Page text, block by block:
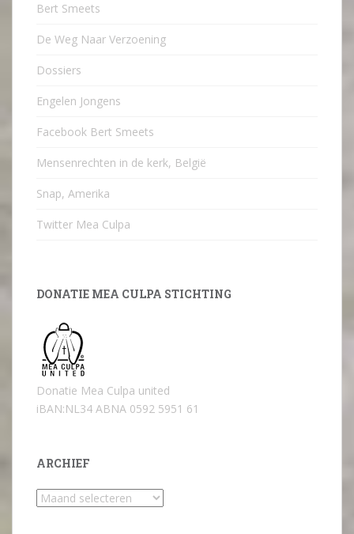
Bert Smeets
De Weg Naar Verzoening
Dossiers
Engelen Jongens
Facebook Bert Smeets
Mensenrechten in de kerk, België
Snap, Amerika
Twitter Mea Culpa
DONATIE MEA CULPA STICHTING
Donatie Mea Culpa united
iBAN:NL34 ABNA 0592 5951 61
ARCHIEF
Archief